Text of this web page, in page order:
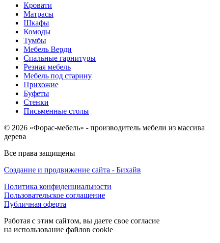
Кровати
Матрасы
Шкафы
Комоды
Тумбы
Мебель Верди
Спальные гарнитуры
Резная мебель
Мебель под старину
Прихожие
Буфеты
Стенки
Письменные столы
© 2026 «Форас-мебель» - производитель мебели из массива
дерева
Все права защищены
Создание и продвижение сайта - Бихайв
Политика конфиденциальности
Пользовательское соглашение
Публичная оферта
Работая с этим сайтом, вы даете свое согласие
на использование файлов cookie